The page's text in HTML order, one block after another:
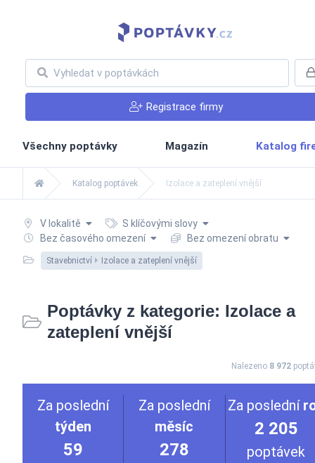
Registrace firmy
Všechny poptávky Magazín Katalog
Katalog poptávek Izolace a zateplení vnější
V lokalitě
S klíčovými slovy
Bez časového omezení
Bez omezení obratu
Stavebnictví Izolace a zateplení vnější
Poptávky z kategorie: Izolace a
zateplení vnější
Nalezeno 8 972
Za poslední
týden
59
Za poslední
měsíc
278
Za poslední
2 205
poptávek